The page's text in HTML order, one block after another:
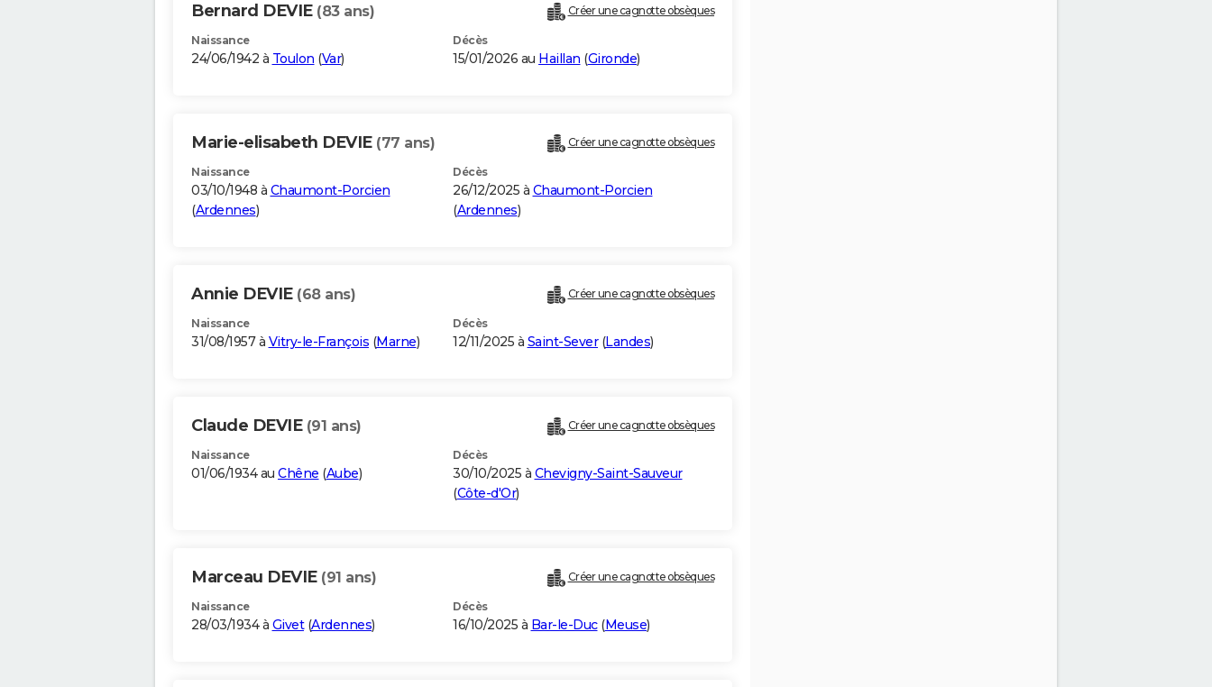
Bernard DEVIE (83 ans) Créer une cagnotte obsèques
Naissance
24/06/1942 à Toulon (Var)
Décès
15/01/2026 au Haillan (Gironde)
Marie-elisabeth DEVIE (77 ans) Créer une cagnotte obsèques
Naissance
03/10/1948 à Chaumont-Porcien
(Ardennes)
Décès
26/12/2025 à Chaumont-Porcien
(Ardennes)
Annie DEVIE (68 ans) Créer une cagnotte obsèques
Naissance
31/08/1957 à Vitry-le-François (Marne)
Décès
12/11/2025 à Saint-Sever(Landes)
Claude DEVIE (91 ans) Créer une cagnotte obsèques
Naissance
01/06/1934 au Chêne (Aube)
Décès
30/10/2025 à Chevigny-Saint-Sauveur
(Côte-d'Or)
Marceau DEVIE (91 ans) Créer une cagnotte obsèques
Naissance
28/03/1934 à Givet(Ardennes)
Décès
16/10/2025 à Bar-le-Duc(Meuse)